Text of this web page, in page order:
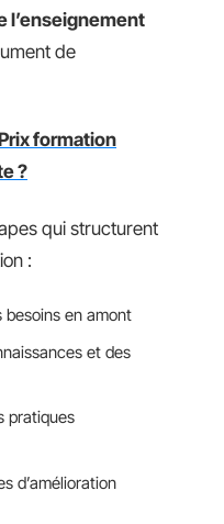
l’enseignement
de
formation
?
qui structurent
:
besoins en amont
et des
pratiques
d’amélioration